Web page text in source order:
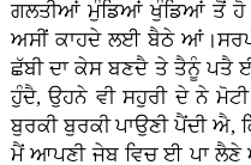
ਗਲਤੀਆਂ ਮੁੰਡਿਆਂ ਖੁੰਡਿਆਂ ਤੋਂ ਹੋ
ਅਸੀਂ ਕਾਹਦੇ ਲਈ ਬੈਠੇ
ਛੱਬੀ ਦਾ ਕੇਸ ਬਣਦੈ ਤੇ ਤੈਨੂੰ ਪਤੈ
ਹੁੰਦੈ, ਉਹਨੇ ਵੀ ਸਹੁਰੀ ਦੇ ਨੇ
ਬੁਰਕੀ ਬੁਰਕੀ ਪਾਉਣੀ ਪੈਂਦੀ
ਮੈਂ ਆਪਣੀ ਜੇਬ ਵਿਚ ਈ ਪਾ